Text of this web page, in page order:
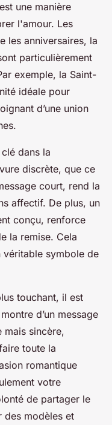
une manière
l'amour. Les
les anniversaires, la
particulièrement
exemple, la Saint-
idéale pour
d’une union
dans la
discrète, que ce
court, rend la
affectif. De plus, un
conçu, renforce
la remise. Cela
véritable symbole de
touchant, il est
d’un message
mais sincère,
toute la
romantique
votre
de partager le
des modèles et